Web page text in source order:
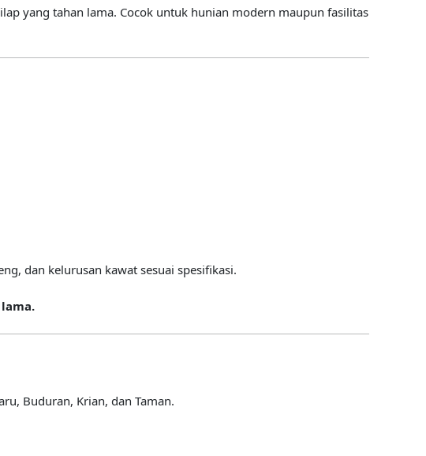
yang tahan lama. Cocok untuk hunian modern maupun fasilitas
dan kelurusan kawat sesuai spesifikasi.
Buduran, Krian, dan Taman.